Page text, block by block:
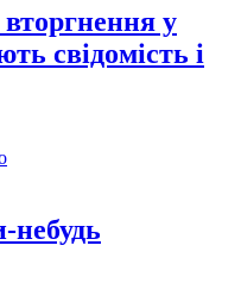
у
свідомість і
небудь